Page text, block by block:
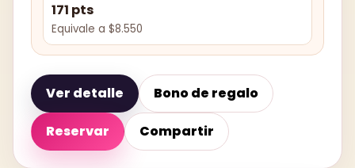
171 pts
Equivale a $8.550
Ver detalle Bono de regalo
Reservar Compartir